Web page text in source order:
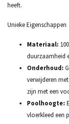
heeft.
Unieke Eigenschappen
Materiaal:
duurzaamheid
Onderhoud:
verwijderen
zijn met een
Poolhoogte:
vloerkleed een